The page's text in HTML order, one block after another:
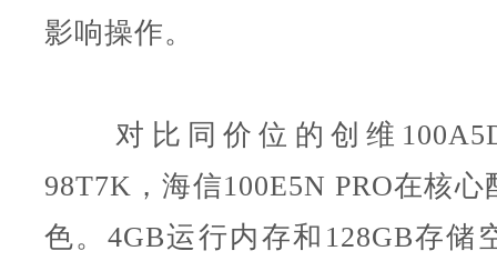
影响操作。
对比同价位的创维
98T7K，海信100E5N PRO在核
色。4GB运行内存和128GB存储